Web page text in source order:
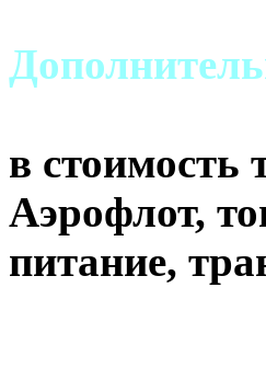
в стоимость
Аэрофлот,
питание,